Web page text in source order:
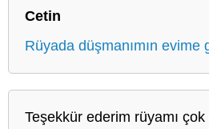
Cetin
Rüyada düşmanımın evime
Teşekkür ederim rüyamı çok